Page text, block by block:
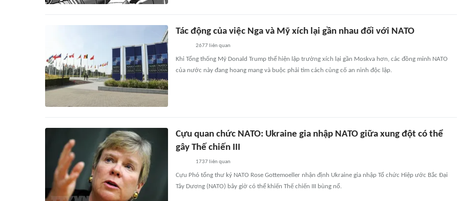
Tác động của việc Nga và Mỹ xích lại gần nhau đối với NATO
2677 liên quan
Khi Tổng thống Mỹ Donald Trump thể hiện lập trường xích lại gần Moskva hơn, các đồng minh NATO
của nước này đang hoang mang và buộc phải tìm cách củng cố an ninh độc lập.
Cựu quan chức NATO: Ukraine gia nhập NATO giữa xung đột có thể
gây Thế chiến III
1737 liên quan
Cựu Phó tổng thư ký NATO Rose Gottemoeller nhận định Ukraine gia nhập Tổ chức Hiệp ước Bắc Đại
Tây Dương (NATO) bây giờ có thể khiến Thế chiến III bùng nổ.